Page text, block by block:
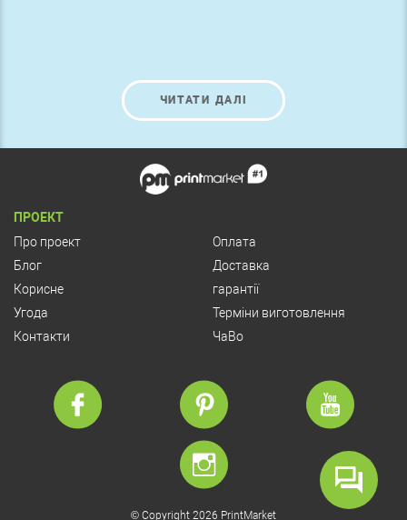
ЧИТАТИ ДАЛІ
ПРОЕКТ
Про проект
Блог
Корисне
Угода
Контакти
Оплата
Доставка
гарантії
Терміни виготовлення
ЧаВо
© Copyright 2026 PrintMarket